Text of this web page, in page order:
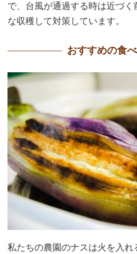
で、台風が通過する時は近づ
な収穫して対策しています。
おすすめの食
私たちの農園のナスは火を入れ